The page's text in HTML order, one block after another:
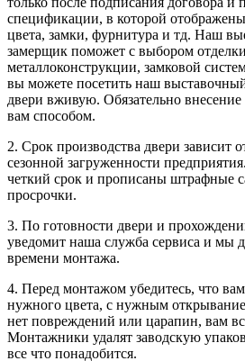
спецификации, в которой
цвета, замки, фурнитура и тд. Наш
замерщик поможет с выбором
металлоконструкции, замковой
вы можете посетить наш
двери вживую. Обязательно
вам способом.
2. Срок производства двери зависит
сезонной загруженности
четкий срок и прописаны штрафные
просрочки.
3. По готовности двери и
уведомит наша служба сервиса и мы
времени монтажа.
4. Перед монтажом убедитесь, что
нужного цвета, с нужным
нет повреждений или царапин, вам
Монтажники удалят заводскую
все что понадобится.